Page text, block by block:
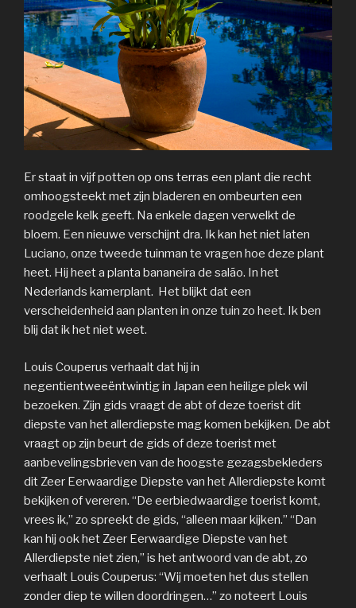
Er staat in vijf potten op ons terras een plant die recht
omhoogsteekt met zijn bladeren en ombeurten een
roodgele kelk geeft. Na enkele dagen verwelkt de
bloem. Een nieuwe verschijnt dra. Ik kan het niet laten
Luciano, onze tweede tuinman te vragen hoe deze plant
heet. Hij heet a planta bananeira de salão. In het
Nederlands kamerplant. Het blijkt dat een
verscheidenheid aan planten in onze tuin zo heet. Ik ben
blij dat ik het niet weet.
Louis Couperus verhaalt dat hij in
negentientweeëntwintig in Japan een heilige plek wil
bezoeken. Zijn gids vraagt de abt of deze toerist dit
diepste van het allerdiepste mag komen bekijken. De abt
vraagt op zijn beurt de gids of deze toerist met
aanbevelingsbrieven van de hoogste gezagsbekleders
dit Zeer Eerwaardige Diepste van het Allerdiepste komt
bekijken of vereren. “De eerbiedwaardige toerist komt,
vrees ik,” zo spreekt de gids, “alleen maar kijken.” “Dan
kan hij ook het Zeer Eerwaardige Diepste van het
Allerdiepste niet zien,” is het antwoord van de abt, zo
verhaalt Louis Couperus: “Wij moeten het dus stellen
zonder diep te willen doordringen…” zo noteert Louis